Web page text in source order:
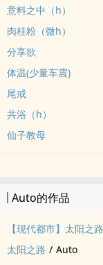
意料之中（h）
肉桂粉（微h）
分享欲
体温(少量车震)
尾戒
共浴（h）
仙子教母
Auto的作品
【现代都市】太阳之路
太阳之路 / Auto